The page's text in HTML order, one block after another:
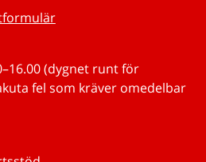
(dygnet runt för
fel som kräver omedelbar